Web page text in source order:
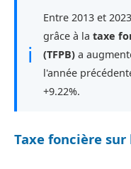
ℹ
Entre 2013 et
grâce à la taxe
(TFPB) a
l'année
+9.22%.
Taxe foncière